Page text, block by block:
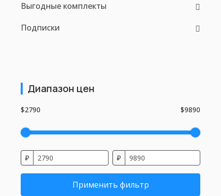
Выгодные комплекты
Подписки
Диапазон цен
$2790 $9890
₽ ₽
Применить фильтр